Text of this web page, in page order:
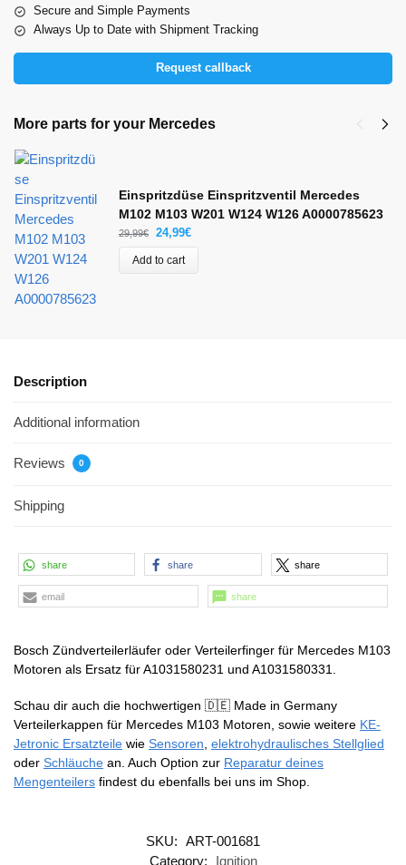
Secure and Simple Payments
Always Up to Date with Shipment Tracking
Request callback
More parts for your Mercedes
Einspritzdüse Einspritzventil Mercedes
M102 M103 W201 W124 W126 A0000785623
29,99€ 24,99€
Add to cart
Description
Additional information
Reviews 0
Shipping
share share share
email share
Bosch Zündverteilerläufer oder Verteilerfinger für Mercedes M103
Motoren als Ersatz für A1031580231 und A1031580331.
Schau dir auch die hochwertigen 🇩🇪 Made in Germany
Verteilerkappen für Mercedes M103 Motoren, sowie weitere KE-
Jetronic Ersatzteile wie Sensoren, elektrohydraulisches Stellglied
oder Schläuche an. Auch Option zur Reparatur deines
Mengenteilers findest du ebenfalls bei uns im Shop.
SKU: ART-001681
Category:
Ignition